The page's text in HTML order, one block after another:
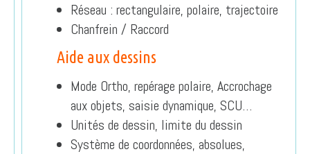
Réseau : rectangulaire, polaire, trajectoire
Chanfrein / Raccord
Aide aux dessins
Mode Ortho, repérage polaire, Accrochage
aux objets, saisie dynamique, SCU…
Unités de dessin, limite du dessin
Système de coordonnées, absolues,